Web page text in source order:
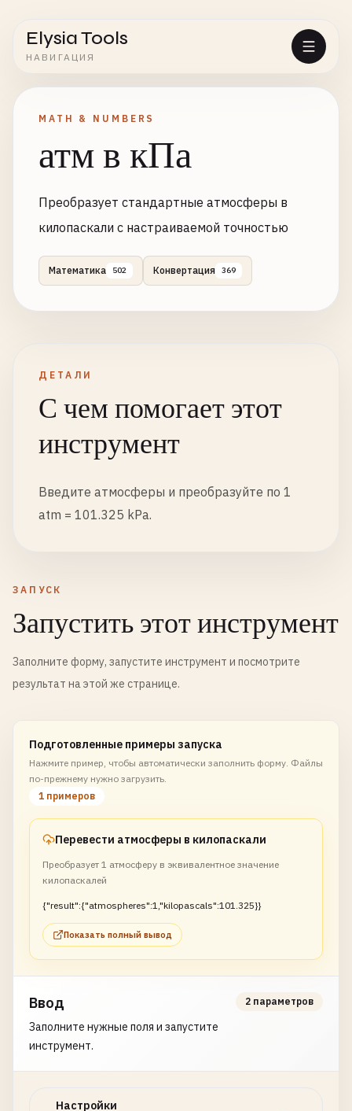
Elysia Tools
НАВИГАЦИЯ
MATH & NUMBERS
атм в кПа
Преобразует стандартные атмосферы в
килопаскали с настраиваемой точностью
Математика 502 Конвертация 369
ДЕТАЛИ
С чем помогает этот
инструмент
Введите атмосферы и преобразуйте по 1
atm = 101.325 kPa.
ЗАПУСК
Запустить этот инструмент
Заполните форму, запустите инструмент и посмотрите
результат на этой же странице.
Подготовленные примеры запуска
Нажмите пример, чтобы автоматически заполнить форму. Файлы
по-прежнему нужно загрузить.
1 примеров
Перевести атмосферы в килопаскали
Преобразует 1 атмосферу в эквивалентное значение
килопаскалей
{"result":{"atmospheres":1,"kilopascals":101.325}}
Показать полный вывод
Ввод
Заполните нужные поля и запустите
инструмент.
2 параметров
Настройки